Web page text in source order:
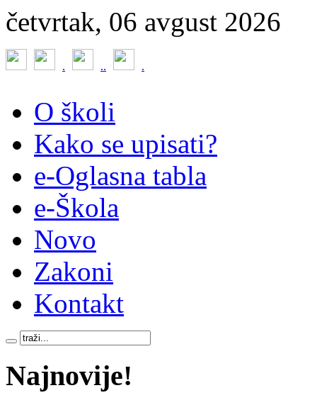
četvrtak, 06 avgust 2026
. .. .
O školi
Kako se upisati?
e-Oglasna tabla
e-Škola
Novo
Zakoni
Kontakt
Najnovije!